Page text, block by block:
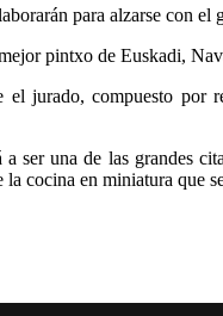
para alzarse con
pintxo de Euskadi,
jurado, compuesto por
una de las grandes
cocina en miniatura que